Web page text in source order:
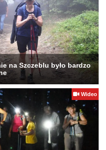
na Szczeblu było bardzo
Wideo